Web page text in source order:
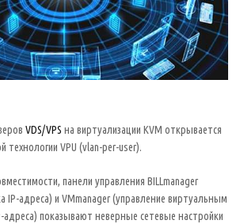
VDS/VPS на виртуализации KVM открывается
технологии VPU (vlan-per-user).
панели управления BILLmanager
IP-адреса) и VMmanager (управление виртуальным
показывают неверные сетевые настройки